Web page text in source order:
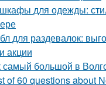
для одежды:
для раздевалок:
акции
самый большой в
of 60 questions about